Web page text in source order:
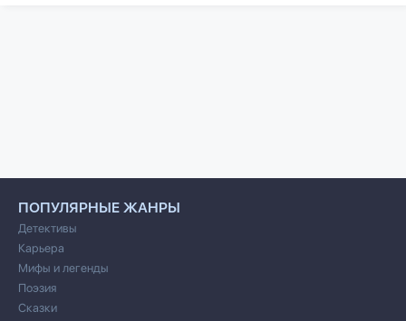
ПОПУЛЯРНЫЕ ЖАНРЫ
Детективы
Карьера
Мифы и легенды
Поэзия
Сказки